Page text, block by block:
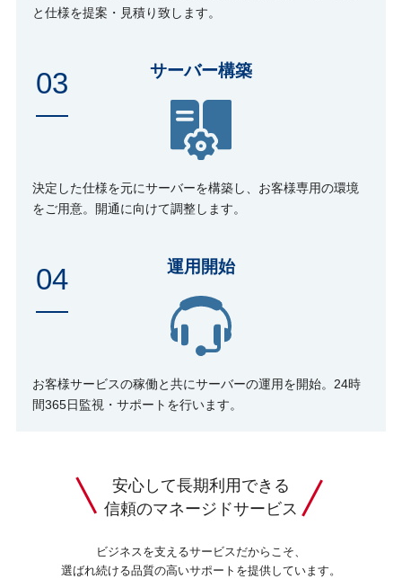
と仕様を提案・見積り致します。
03 サーバー構築
決定した仕様を元にサーバーを構築し、お客様専用の環境
をご用意。開通に向けて調整します。
04 運用開始
お客様サービスの稼働と共にサーバーの運用を開始。24時
間365日監視・サポートを行います。
安心して長期利用できる
信頼のマネージドサービス
ビジネスを支えるサービスだからこそ、
選ばれ続ける品質の高いサポートを提供しています。